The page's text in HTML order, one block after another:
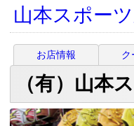
山本スポー
お店情報 ク
（有）山本